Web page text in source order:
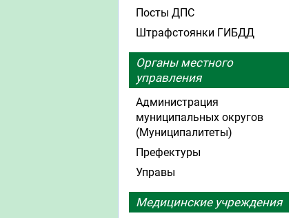
Посты ДПС
Штрафстоянки ГИБДД
Органы местного
управления
Администрация
муниципальных округов
(Муниципалитеты)
Префектуры
Управы
Медицинские учреждения